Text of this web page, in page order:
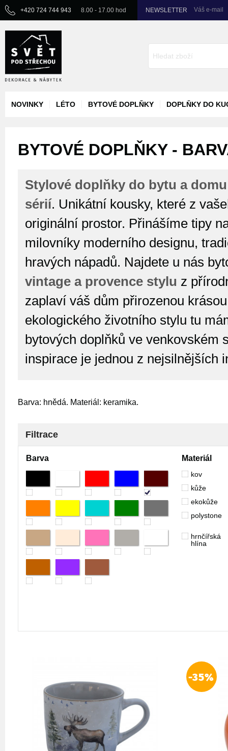
+420 724 744 943 8.00 - 17.00 hod NEWSLETTER Váš e-mail
NOVINKY LÉTO BYTOVÉ DOPLŇKY DOPLŇKY DO
BYTOVÉ DOPLŇKY -
Stylové doplňky do bytu a
sérií. Unikátní kousky, které z
originální prostor. Přinášíme tipy
milovníky moderního designu,
hravých nápadů. Najdete u nás
vintage a provence stylu z
zaplaví váš dům přirozenou
ekologického životního stylu tu
bytových doplňků ve venkovském
inspirace je jednou z nejsilnějších
Barva: hnědá. Materiál: keramika.
Filtrace
Barva Materiál
kov
kůže
ekokůže
polystone
hrnčířská
hlína
-35%